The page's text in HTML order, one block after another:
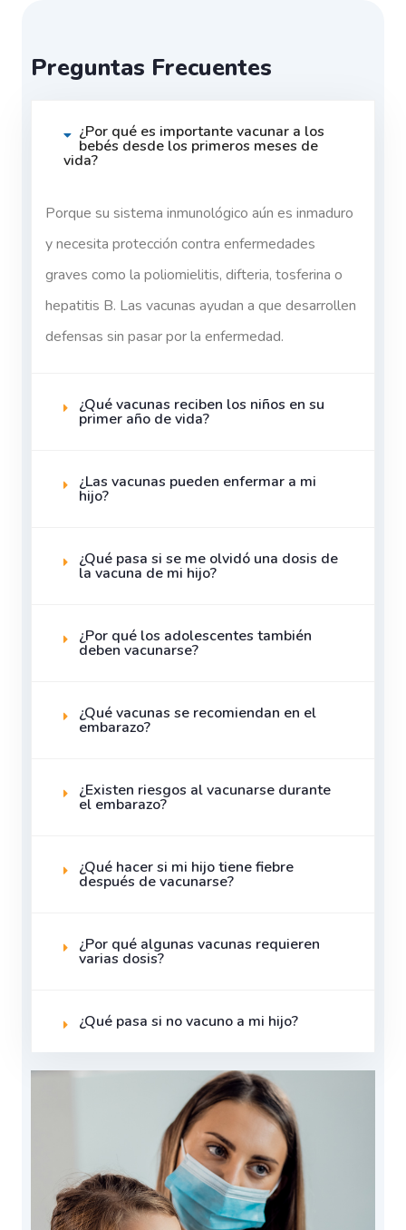
Preguntas Frecuentes
¿Por qué es importante vacunar a los
bebés desde los primeros meses de
vida?
Porque su sistema inmunológico aún es inmaduro
y necesita protección contra enfermedades
graves como la poliomielitis, difteria, tosferina o
hepatitis B. Las vacunas ayudan a que desarrollen
defensas sin pasar por la enfermedad.
¿Qué vacunas reciben los niños en su
primer año de vida?
¿Las vacunas pueden enfermar a mi
hijo?
¿Qué pasa si se me olvidó una dosis de
la vacuna de mi hijo?
¿Por qué los adolescentes también
deben vacunarse?
¿Qué vacunas se recomiendan en el
embarazo?
¿Existen riesgos al vacunarse durante
el embarazo?
¿Qué hacer si mi hijo tiene fiebre
después de vacunarse?
¿Por qué algunas vacunas requieren
varias dosis?
¿Qué pasa si no vacuno a mi hijo?